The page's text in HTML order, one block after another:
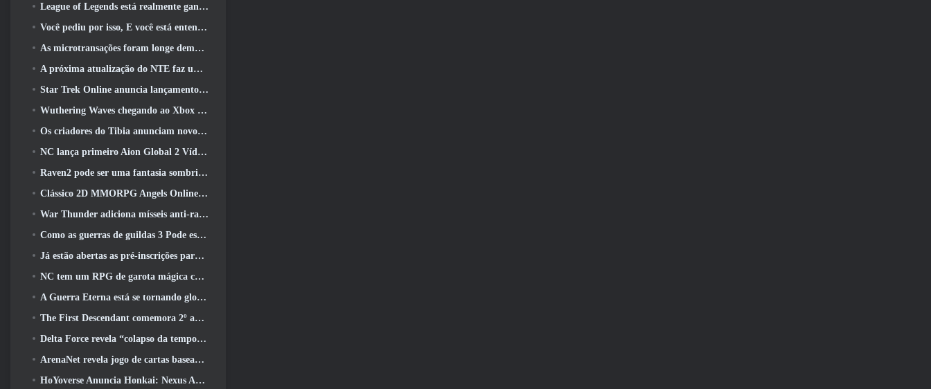
League of Legends está realmente ganhando um modo clássico
Você pediu por isso, E você está entendendo. Guildas agora estão disponíveis em Eterspire
As microtransações foram longe demais em jogos gratuitos?
A próxima atualização do NTE faz uma pequena viagem paralela a um jogo de mesa de fantasia
Star Trek Online anuncia lançamento da próxima temporada “Undiscovered”
Wuthering Waves chegando ao Xbox junto com a versão 3.5 Atualizar
Os criadores do Tibia anunciam novo teste do MMORPG de zumbis da velha escola, Persistir on-line
NC lança primeiro Aion Global 2 Vídeo do desenvolvedor, Compartilhando detalhes sobre o jogo
Raven2 pode ser uma fantasia sombria, Mas isso não impede a diversão do verão
Clássico 2D MMORPG Angels Online Global é lançado hoje
War Thunder adiciona mísseis anti-radiação e medidas de suporte eletrônico na atualização da cavalaria pesada
Como as guerras de guildas 3 Pode estar procurando inovar no espaço MMO
Já estão abertas as pré-inscrições para o MIRESI da Smilegate: Futuro Invisível
NC tem um RPG de garota mágica com um estilo de arte inspirado em anime dos anos 90 em desenvolvimento
A Guerra Eterna está se tornando global no Steam
The First Descendant comemora 2º aniversário com Descendant Fest 2026 Fluxo
Delta Force revela “colapso da temporada”, Anuncia colaboração Rainbow Six Siege
ArenaNet revela jogo de cartas baseado em Guild Wars, Enevoado
HoYoverse Anuncia Honkai: Nexus Anime “Teste de evolução”